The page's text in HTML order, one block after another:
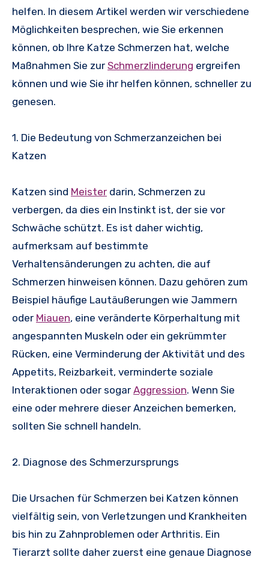
helfen. In diesem Artikel werden wir verschiedene
Möglichkeiten besprechen, wie Sie erkennen
können, ob Ihre Katze Schmerzen hat, welche
Maßnahmen Sie zur Schmerzlinderung ergreifen
können und wie Sie ihr helfen können, schneller zu
genesen.
1. Die Bedeutung von Schmerzanzeichen bei
Katzen
Katzen sind Meister darin, Schmerzen zu
verbergen, da dies ein Instinkt ist, der sie vor
Schwäche schützt. Es ist daher wichtig,
aufmerksam auf bestimmte
Verhaltensänderungen zu achten, die auf
Schmerzen hinweisen können. Dazu gehören zum
Beispiel häufige Lautäußerungen wie Jammern
oder Miauen, eine veränderte Körperhaltung mit
angespannten Muskeln oder ein gekrümmter
Rücken, eine Verminderung der Aktivität und des
Appetits, Reizbarkeit, verminderte soziale
Interaktionen oder sogar Aggression. Wenn Sie
eine oder mehrere dieser Anzeichen bemerken,
sollten Sie schnell handeln.
2. Diagnose des Schmerzursprungs
Die Ursachen für Schmerzen bei Katzen können
vielfältig sein, von Verletzungen und Krankheiten
bis hin zu Zahnproblemen oder Arthritis. Ein
Tierarzt sollte daher zuerst eine genaue Diagnose